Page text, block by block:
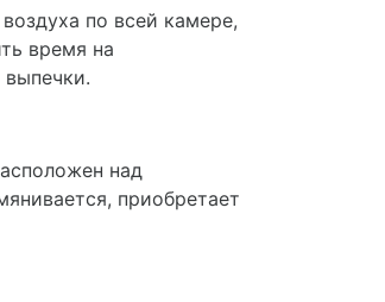
по всей камере,
время на
над
приобретает